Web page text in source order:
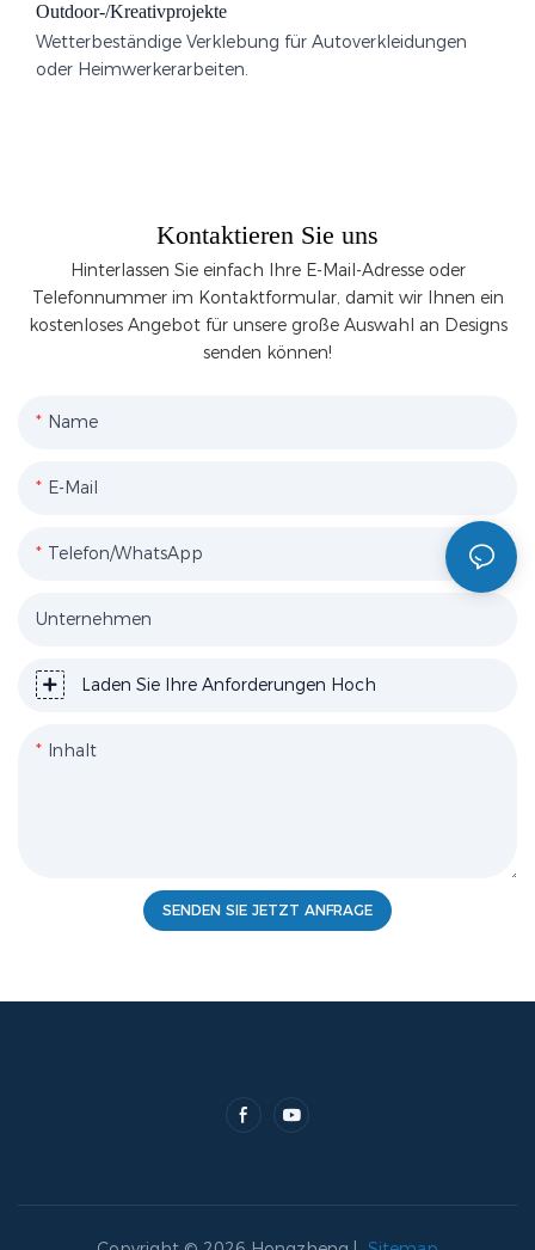
Outdoor-/Kreativprojekte
Wetterbeständige Verklebung für Autoverkleidungen
oder Heimwerkerarbeiten.
Kontaktieren Sie uns
Hinterlassen Sie einfach Ihre E-Mail-Adresse oder
Telefonnummer im Kontaktformular, damit wir Ihnen ein
kostenloses Angebot für unsere große Auswahl an Designs
senden können!
Name
E-Mail
Telefon/WhatsApp
Unternehmen
Laden Sie Ihre Anforderungen Hoch
Inhalt
SENDEN SIE JETZT ANFRAGE